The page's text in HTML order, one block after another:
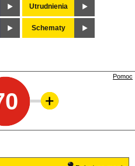
Utrudnienia
Schematy
Pomoc